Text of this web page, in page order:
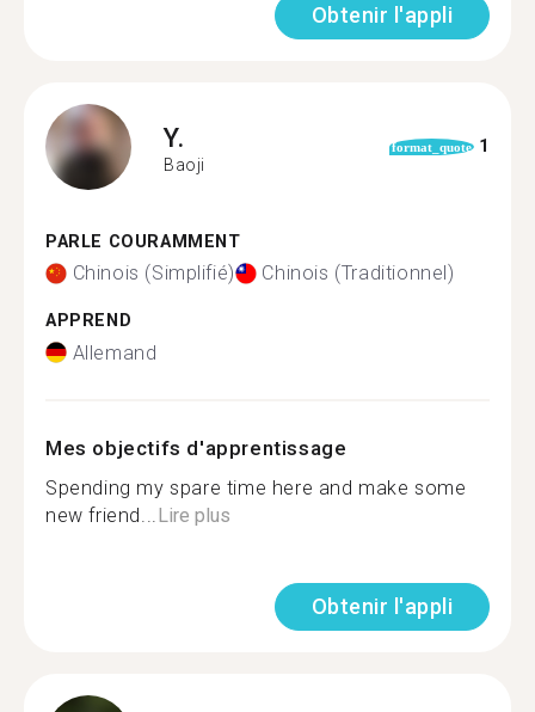
Obtenir l'appli
Y.
Baoji
format_quote 1
PARLE COURAMMENT
Chinois (Simplifié) Chinois (Traditionnel)
APPREND
Allemand
Mes objectifs d'apprentissage
Spending my spare time here and make some
new friend... Lire plus
Obtenir l'appli